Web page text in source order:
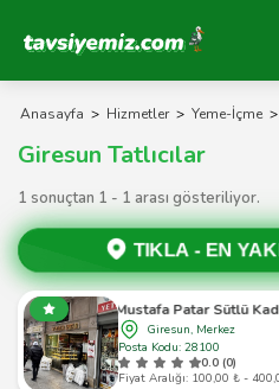
Tavsiyemiz Anasayfa
Anasayfa > Hizmetler > Yeme-İçme >
Giresun Tatlıcılar
1 sonuçtan 1 - 1 arası gösteriliyor.
TIKLA - EN
Mustafa Patar Sütlü
Giresun, Merkez
Posta Kodu: 28100
0.0 (0)
Fiyat Aralığı: 100,00 ₺ -